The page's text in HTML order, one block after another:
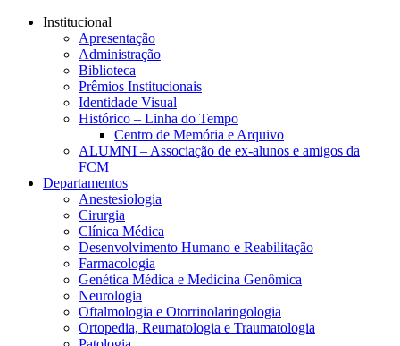
Conteúdo principal
Institucional
Apresentação
Administração
Biblioteca
Prêmios Institucionais
Identidade Visual
Histórico – Linha do Tempo
Centro de Memória e Arquivo
ALUMNI – Associação de ex-alunos e amigos da
FCM
Departamentos
Anestesiologia
Cirurgia
Clínica Médica
Desenvolvimento Humano e Reabilitação
Farmacologia
Genética Médica e Medicina Genômica
Neurologia
Oftalmologia e Otorrinolaringologia
Ortopedia, Reumatologia e Traumatologia